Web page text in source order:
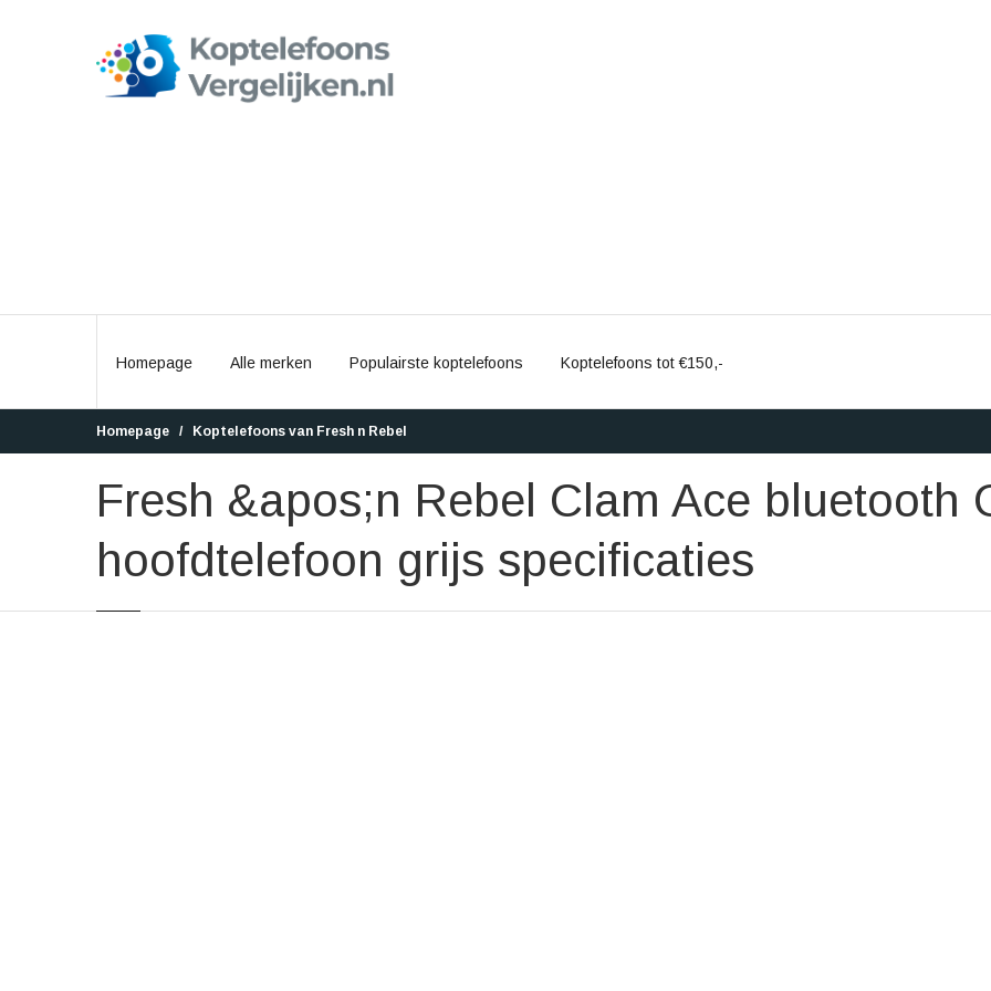
Homepage Alle merken Populairste koptelefoons Koptelefoons tot €150,-
Homepage Koptelefoons van Fresh n Rebel
Fresh &apos;n Rebel Clam Ace bluetooth
hoofdtelefoon grijs specificaties